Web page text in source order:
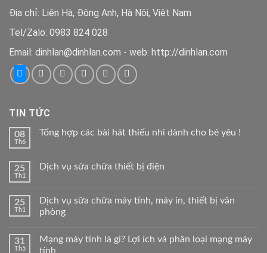
Địa chỉ: Liên Hà, Đông Anh, Hà Nội, Việt Nam
Tel/Zalo: 0983 824 028
Email: dinhlan@dinhlan.com - web: http://dinhlan.com
TIN TỨC
08
Th6
Tổng hợp các bài hát thiếu nhi dành cho bé yêu !
25
Th1
Dịch vụ sửa chữa thiết bị điện
25
Th1
Dịch vụ sữa chữa máy tính, máy in, thiết bị văn
phòng
31
Th5
Mạng máy tính là gì? Lợi ích và phân loại mạng máy
tính